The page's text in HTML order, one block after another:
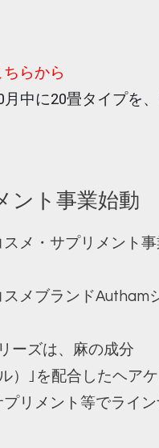
ちらから
中に20畳タイプを
ント事業始動
メ・サプリメント
メブランドAutham
ーズは、麻の成分
）｣を配合したヘア
リメント等でライ